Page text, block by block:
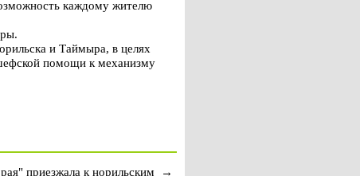
каждому жителю
и Таймыра, в целях
помощи к механизму
приезжала к норильским
→